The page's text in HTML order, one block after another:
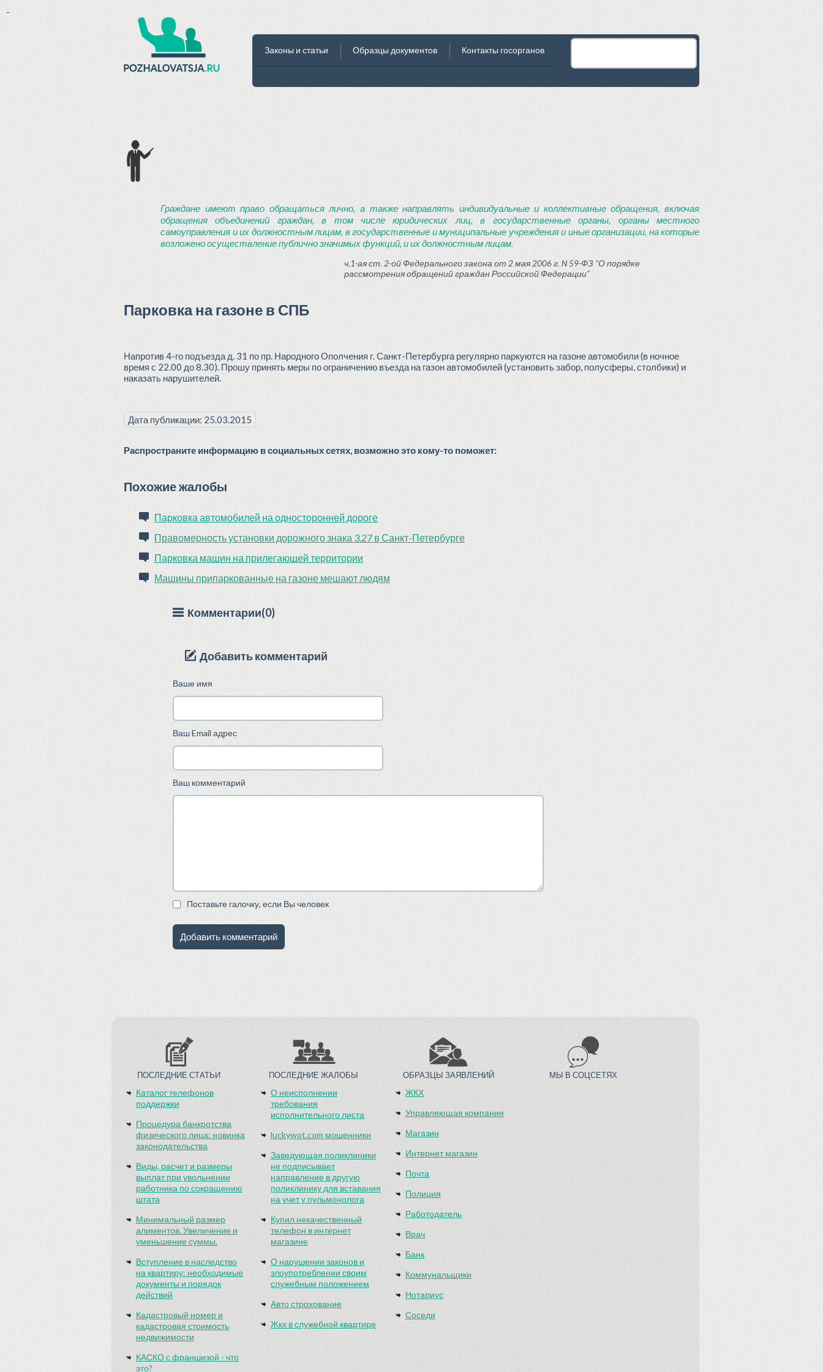
Законы и статьи Образцы документов Контакты госорганов
Граждане имеют право обращаться лично, а также направлять индивидуальные и коллективные обращения, включая
обращения объединений граждан, в том числе юридических лиц, в государственные органы, органы местного
самоуправления и их должностным лицам, в государственные и муниципальные учреждения и иные организации, на которые
возложено осуществление публично значимых функций, и их должностным лицам.
ч.1-ая ст. 2-ой Федерального закона от 2 мая 2006 г. N 59-ФЗ "О порядке
рассмотрения обращений граждан Российской Федерации"
Парковка на газоне в СПБ
Напротив 4-го подъезда д. 31 по пр. Народного Ополчения г. Санкт-Петербурга регулярно паркуются на газоне автомобили (в ночное
время с 22.00 до 8.30). Прошу принять меры по ограничению въезда на газон автомобилей (установить забор, полусферы, столбики) и
наказать нарушителей.
Дата публикации: 25.03.2015
Распространите информацию в социальных сетях, возможно это кому-то поможет:
Похожие жалобы
Парковка автомобилей на односторонней дороге
Правомерность установки дорожного знака 3.27 в Санкт-Петербурге
Парковка машин на прилегающей территории
Машины припаркованные на газоне мешают людям
Комментарии(0)
Добавить комментарий
Ваше имя
Ваш Email адрес
Ваш комментарий
Поставьте галочку, если Вы человек
ПОСЛЕДНИЕ СТАТЬИ
Каталог телефонов
поддержки
Процедура банкротства
физического лица: новинка
законодательства
Виды, расчет и размеры
выплат при увольнении
работника по сокращению
штата
Минимальный размер
алиментов. Увеличение и
уменьшение суммы.
Вступление в наследство
на квартиру: необходимые
документы и порядок
действий
Кадастровый номер и
кадастровая стоимость
недвижимости
КАСКО с франшизой - что
это?
ПОСЛЕДНИЕ ЖАЛОБЫ
О неисполнении
требования
исполнительного листа
luckywot.com мошенники
Заведующая поликлиники
не подписывает
направление в другую
поликлинику для вставания
на учет у пульмонолога
Купил некачественный
телефон в интернет
магазине
О нарушении законов и
злоупотреблении своим
служебным положением
Авто строхование
Жкх в служебной квартире
ОБРАЗЦЫ ЗАЯВЛЕНИЙ
ЖКХ
Управляющая компания
Магазин
Интернет магазин
Почта
Полиция
Работодатель
Врач
Банк
Коммунальщики
Нотариус
Соседи
МЫ В СОЦСЕТЯХ
-